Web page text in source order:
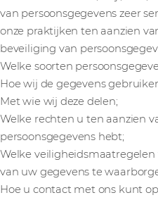
van persoonsgegevens zeer
onze praktijken ten aanzien
beveiliging van
Welke soorten
Hoe wij de gegevens
Met wie wij deze delen;
Welke rechten u ten aanzien
persoonsgegevens hebt;
Welke
van uw gegevens te
Hoe u contact met ons kunt